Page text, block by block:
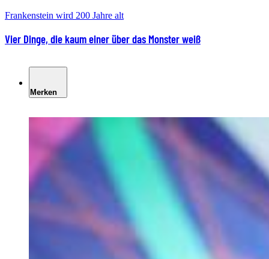
Frankenstein wird 200 Jahre alt
Vier Dinge, die kaum einer über das Monster weiß
Merken